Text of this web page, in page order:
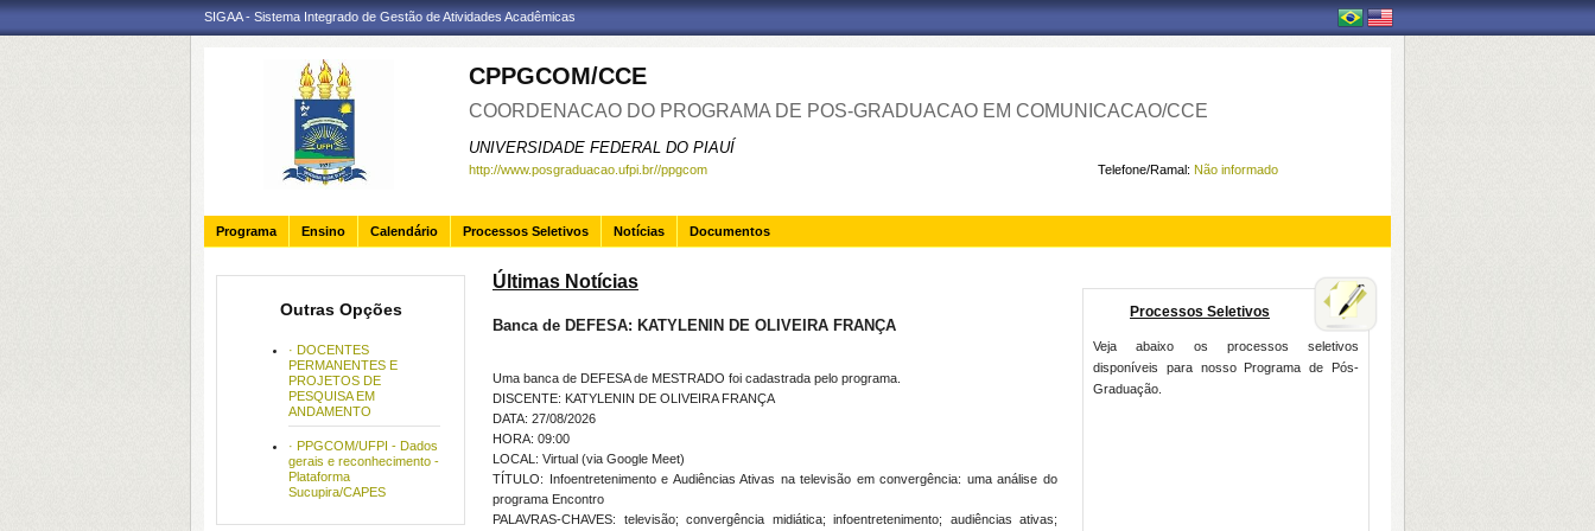
SIGAA - Sistema Integrado de Gestão de Atividades Acadêmicas
CPPGCOM/CCE
COORDENACAO DO PROGRAMA DE POS-GRADUACAO EM COMUNICACAO/CCE
UNIVERSIDADE FEDERAL DO PIAUÍ
Telefone/Ramal: Não informado
http://www.posgraduacao.ufpi.br//ppgcom
Programa Ensino Calendário Processos Seletivos Notícias Documentos
Outras Opções
· DOCENTES
PERMANENTES E
PROJETOS DE
PESQUISA EM
ANDAMENTO
· PPGCOM/UFPI - Dados
gerais e reconhecimento -
Plataforma
Sucupira/CAPES
Últimas Notícias
Banca de DEFESA: KATYLENIN DE OLIVEIRA FRANÇA
Uma banca de DEFESA de MESTRADO foi cadastrada pelo programa.
DISCENTE: KATYLENIN DE OLIVEIRA FRANÇA
DATA: 27/08/2026
HORA: 09:00
LOCAL: Virtual (via Google Meet)
TÍTULO: Infoentretenimento e Audiências Ativas na televisão em convergência: uma análise do
programa Encontro
PALAVRAS-CHAVES: televisão; convergência midiática; infoentretenimento; audiências ativas;
Processos Seletivos
Veja abaixo os processos seletivos
disponíveis para nosso Programa de Pós-
Graduação.